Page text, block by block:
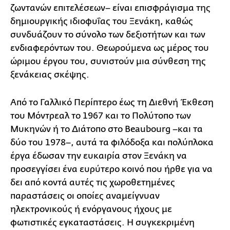
ζωντανών επιτελέσεων– είναι επισφράγισμα της
δημιουργικής ιδιοφυΐας του Ξενάκη, καθώς
συνδυάζουν το σύνολο των δεξιοτήτων και των
ενδιαφερόντων του. Θεωρούμενα ως μέρος του
ώριμου έργου του, συνιστούν μια σύνθεση της
ξενάκειας σκέψης.
Από το Γαλλικό Περίπτερο έως τη Διεθνή Έκθεση
του Μόντρεαλ το 1967 και το Πολύτοπο των
Μυκηνών ή το Διάτοπο στο Beaubourg –και τα
δύο του 1978–, αυτά τα φιλόδοξα και πολύπλοκα
έργα έδωσαν την ευκαιρία στον Ξενάκη να
προσεγγίσει ένα ευρύτερο κοινό που ήρθε για να
δει από κοντά αυτές τις χωροθετημένες
παραστάσεις οι οποίες αναμείγνυαν
ηλεκτρονικούς ή ενόργανους ήχους με
φωτιστικές εγκαταστάσεις. Η συγκεκριμένη